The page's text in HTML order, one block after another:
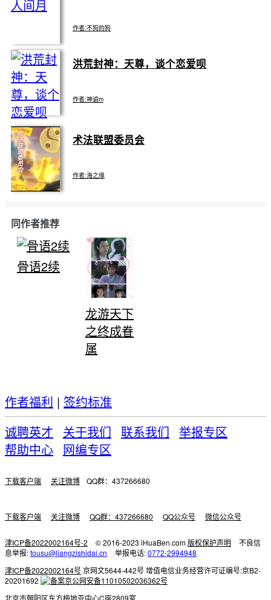
【躁郁症】：原本没有人喜欢那个只会狐假虎
…… 未完待续ing （所有病症无关现
实.全为虚构.千万不要当真！！！） ★★★
为了剧情演戏“被迫”、“伤心”什么的，都是假的！
作者:不狗的狗
日更
洪荒封神：天尊，谈个恋爱呗
作者:神谕m
辣，连亲兄弟都不放过。 凛谕和元始天尊成了邻
居，一次意外压倒了他，从此被缠上，再也无法脱
的，他都不能忍受。 元始天尊：“我心狠手辣，喜
术法联盟委员会
作者:海之缘
同作者推荐
骨语2续
龙游天下
之终成眷
属
作者福利 | 签约标准
诚聘英才
关于我们 联系我们 举报专区
帮助中心 网编专区
下载客户端 关注微博 QQ群：437266680
下载客户端 关注微博 QQ群：437266680 QQ公众号 微信公众号
津ICP备2022002164号-2 © 2016-2023 iHuaBen.com版权保护声明
不良信
息举报:tousu@liangzishidai.cn 举报电话:0772-2994948
津ICP备2022002164号京网文5644-442号增值电信业务经营许可证编号:京B2-
20201692
京公网安备11010502036362号